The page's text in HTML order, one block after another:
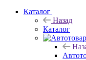
Каталог
Назад
Каталог